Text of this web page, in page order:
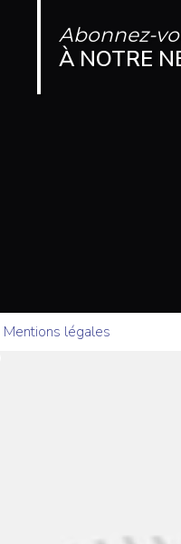
Abonnez-
À NOTRE
Mentions légales